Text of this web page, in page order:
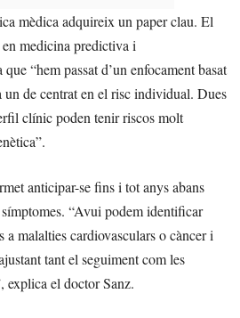
mèdica adquireix un paper clau. El
medicina predictiva i
“hem passat d’un enfocament basat
un de centrat en el risc individual. Dues
clínic poden tenir riscos molt
anticipar-se fins i tot anys abans
“Avui podem identificar
a malalties cardiovasculars o càncer i
tant el seguiment com les
explica el doctor Sanz.